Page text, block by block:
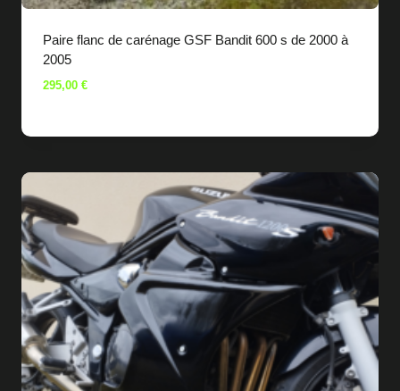
Paire flanc de carénage GSF Bandit 600 s de 2000 à
2005
295,00 €